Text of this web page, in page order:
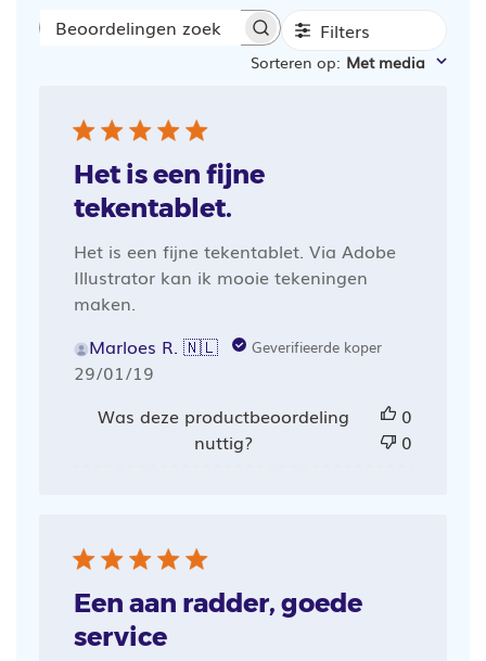
Beoordelingen
Filters
Sorteren op: Met media
Het is een fijne
tekentablet.
Het is een fijne tekentablet. Via Adobe
Illustrator kan ik mooie tekeningen
maken.
Marloes R. 🇳🇱
Geverifieerde koper
Publicatiedatum
29/01/19
Was deze productbeoordeling
nuttig?
0
0
Een aan radder, goede
service